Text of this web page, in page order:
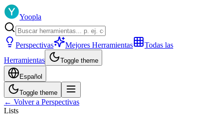
Yoopla
Perspectivas Mejores Herramientas
Todas las
Herramientas
Toggle theme
Español
Toggle theme
← Volver a Perspectivas
Lists